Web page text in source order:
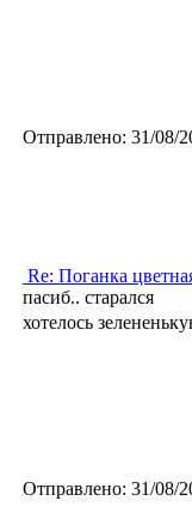
Отправлено: 31/08/
Re: Поганка
пасиб.. старался
хотелось
Отправлено: 31/08/